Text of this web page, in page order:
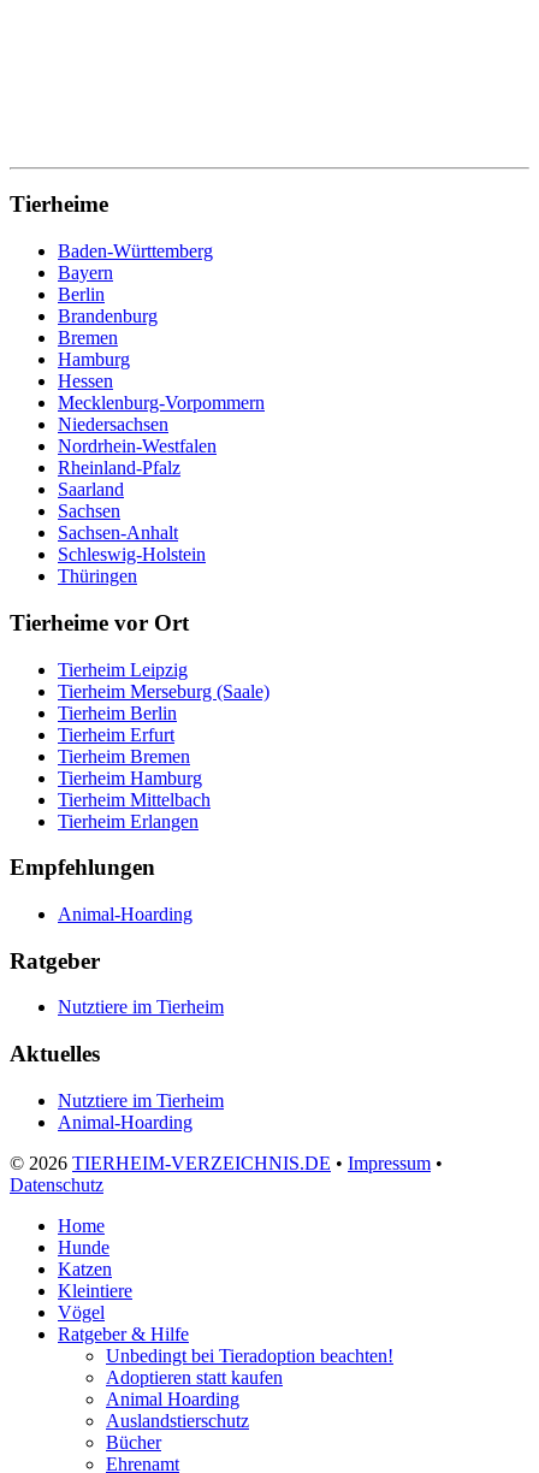
Tierheime
Baden-Württemberg
Bayern
Berlin
Brandenburg
Bremen
Hamburg
Hessen
Mecklenburg-Vorpommern
Niedersachsen
Nordrhein-Westfalen
Rheinland-Pfalz
Saarland
Sachsen
Sachsen-Anhalt
Schleswig-Holstein
Thüringen
Tierheime vor Ort
Tierheim Leipzig
Tierheim Merseburg (Saale)
Tierheim Berlin
Tierheim Erfurt
Tierheim Bremen
Tierheim Hamburg
Tierheim Mittelbach
Tierheim Erlangen
Empfehlungen
Animal-Hoarding
Ratgeber
Nutztiere im Tierheim
Aktuelles
Nutztiere im Tierheim
Animal-Hoarding
© 2026 TIERHEIM-VERZEICHNIS.DE • Impressum •
Datenschutz
Home
Hunde
Katzen
Kleintiere
Vögel
Ratgeber & Hilfe
Unbedingt bei Tieradoption beachten!
Adoptieren statt kaufen
Animal Hoarding
Auslandstierschutz
Bücher
Ehrenamt